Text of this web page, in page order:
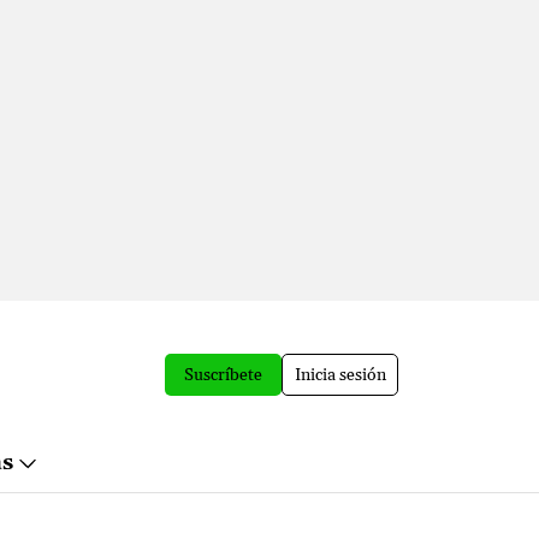
Suscríbete Inicia sesión